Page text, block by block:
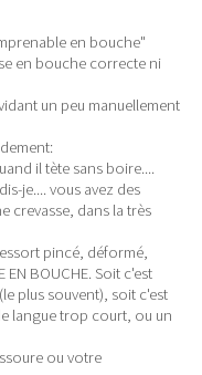
en bouche"
en bouche correcte ni
un peu manuellement
il tète sans boire....
je.... vous avez des
crevasse, dans la très
pincé, déformé,
EN BOUCHE. Soit c'est
plus souvent), soit c'est
langue trop court, ou un
ou votre